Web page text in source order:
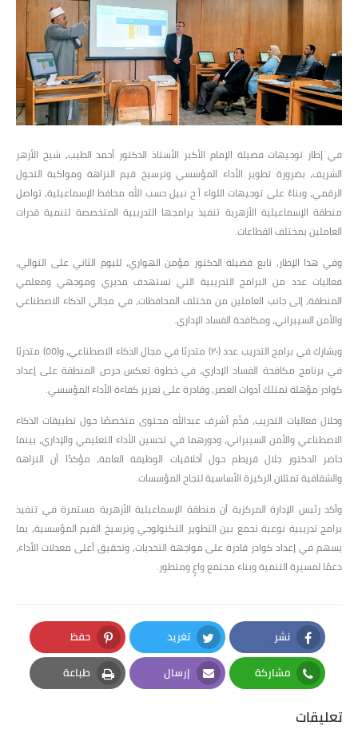
في إطار توجيهات فضيلة الإمام الأكبر الأستاذ الدكتور أحمد الطيب، شيخ الأزهر
الشريف، بضرورة تطوير الأداء المؤسسي وترسيخ قيم النزاهة ومواكبة التحول
الرقمي، وبناءً على توجيهات اللواء أ.ح نبيل حسب الله محافظ الإسماعيلية، تواصل
منطقة الإسماعيلية الأزهرية تنفيذ برامجها التدريبية المتخصصة لتنمية قدرات
العاملين بمختلف القطاعات.
وفي هذا الإطار، تابع فضيلة الدكتور مؤمن الهواري، لليوم الثاني على التوالي،
فعاليات عدد من البرامج التدريبية التي تستهدف مديري وموجهي ومعلمي
المنطقة، إلى جانب العاملين من مختلف المحافظات، في مجالي الذكاء الاصطناعي
والأمن السيبراني، ومكافحة الفساد الإداري.
ويشارك في برامج التدريب عدد (٢٠) متدربًا في مجال الذكاء الاصطناعي، و(٥٥) متدربًا
في برنامج مكافحة الفساد الإداري، في خطوة تعكس حرص المنطقة على إعداد
كوادر مؤهلة تمتلك أدوات العصر، وقادرة على تعزيز كفاءة الأداء المؤسسي.
وخلال فعاليات التدريب، قدَّم أشرف عبدالله محتوى متخصصًا حول تطبيقات الذكاء
الاصطناعي والأمن السيبراني، ودورهما في تحسين الأداء التعليمي والإداري، بينما
حاضر الدكتور جلال قريطم حول أخلاقيات الوظيفة العامة، مؤكدًا أن النزاهة
والشفافية تمثلان الركيزة الأساسية لنجاح المؤسسات.
وأكد رئيس الإدارة المركزية أن منطقة الإسماعيلية الأزهرية مستمرة في تنفيذ
برامج تدريبية نوعية تجمع بين التطوير التكنولوجي وترسيخ القيم المؤسسية، بما
يسهم في إعداد كوادر قادرة على مواجهة التحديات، وتحقيق أعلى معدلات الأداء،
دعمًا لمسيرة التنمية وبناء مجتمع واعٍ ومتطور.
نشر
Facebook
تغريد
Twitter
حفظ
Pinterest
مشاركة
Whatsapp
إرسال
Email
طباعة
Print
تعليقات